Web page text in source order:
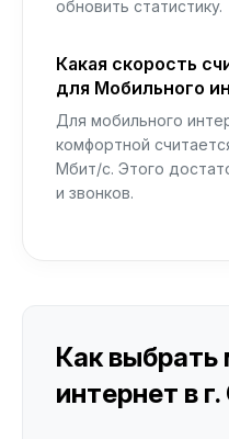
обновить статистику.
Какая скорость
для Мобильного
Для мобильного
комфортной
Мбит/с. Этого
и звонков.
Как выбрать
интернет в